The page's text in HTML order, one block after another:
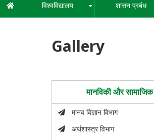
मुख्य
नेविगेशन
विश्वविद्यालय शासन प्रबंध
Gallery
मानविकी और
मानव विज्ञान विभाग
अर्थशास्त्र विभाग